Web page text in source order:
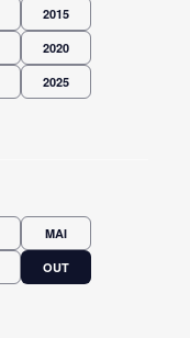
2015
2020
2025
MAI
OUT